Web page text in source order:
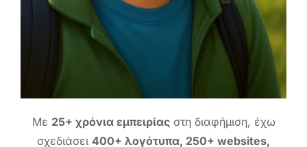
Με 25+ χρόνια εμπειρίαςστη διαφήμιση, έχω
σχεδιάσει 400+ λογότυπα, 250+ websites,